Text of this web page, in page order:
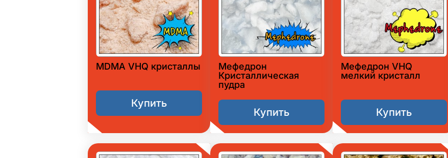
MDMA VHQ кристаллы
Купить
Мефедрон
Кристаллическая
пудра
Купить
Мефедрон VHQ
мелкий кристалл
Купить